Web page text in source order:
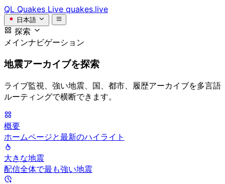
QL Quakes Live quakes.live
日本語
探索
メインナビゲーション
地震アーカイブを探索
ライブ監視、強い地震、国、都市、履歴アーカイブを多言語
ルーティングで横断できます。
概要
ホームページと最新のハイライト
大きな地震
配信全体で最も強い地震